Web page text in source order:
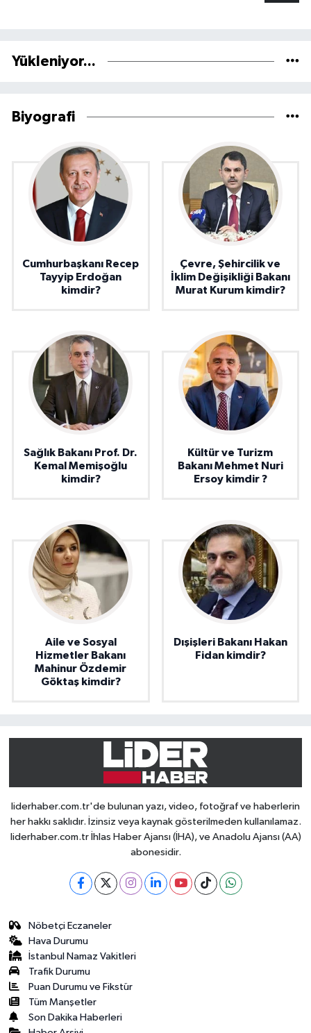
Yükleniyor...
Biyografi
Cumhurbaşkanı Recep
Tayyip Erdoğan
kimdir?
Çevre, Şehircilik ve
İklim Değişikliği Bakanı
Murat Kurum kimdir?
Sağlık Bakanı Prof. Dr.
Kemal Memişoğlu
kimdir?
Kültür ve Turizm
Bakanı Mehmet Nuri
Ersoy kimdir ?
Aile ve Sosyal
Hizmetler Bakanı
Mahinur Özdemir
Göktaş kimdir?
Dışişleri Bakanı Hakan
Fidan kimdir?
liderhaber.com.tr'de bulunan yazı, video, fotoğraf ve haberlerin
her hakkı saklıdır. İzinsiz veya kaynak gösterilmeden kullanılamaz.
liderhaber.com.tr İhlas Haber Ajansı (İHA), ve Anadolu Ajansı (AA)
abonesidir.
Nöbetçi Eczaneler
Hava Durumu
İstanbul Namaz Vakitleri
Trafik Durumu
Puan Durumu ve Fikstür
Tüm Manşetler
Son Dakika Haberleri